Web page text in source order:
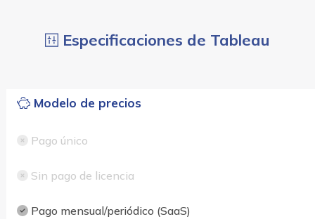
Especificaciones de Tableau
Modelo de precios
Pago único
Sin pago de licencia
Pago mensual/periódico (SaaS)